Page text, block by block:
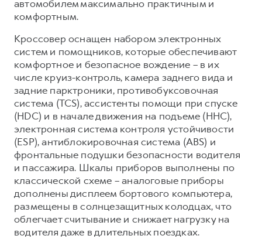
автомобилем максимально практичным и
комфортным.
Кроссовер оснащен набором электронных
систем и помощников, которые обеспечивают
комфортное и безопасное вождение – в их
числе круиз-контроль, камера заднего вида и
задние парктроники, противобуксовочная
система (TCS), ассистенты помощи при спуске
(HDC) и в начале движения на подъеме (HHC),
электронная система контроля устойчивости
(ESP), антиблокировочная система (ABS) и
фронтальные подушки безопасности водителя
и пассажира. Шкалы приборов выполнены по
классической схеме – аналоговые приборы
дополнены дисплеем бортового компьютера,
размещены в солнцезащитных колодцах, что
облегчает считывание и снижает нагрузку на
водителя даже в длительных поездках.